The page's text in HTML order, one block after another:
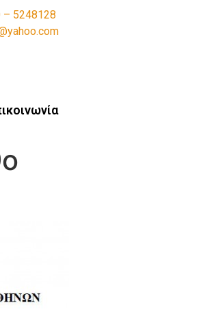
– 5248128